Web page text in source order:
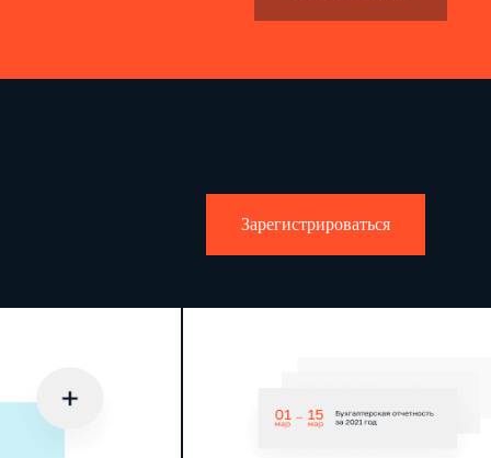
Зарегистрироваться